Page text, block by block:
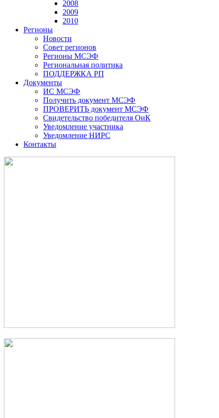
2008
2009
2010
Регионы
Новости
Совет регионов
Регионы МСЭФ
Региональная политика
ПОДДЕРЖКА РП
Документы
ИС МСЭФ
Получить документ МСЭФ
ПРОВЕРИТЬ документ МСЭФ
Свидетельство победителя ОиК
Уведомление участника
Уведомление НИРС
Контакты